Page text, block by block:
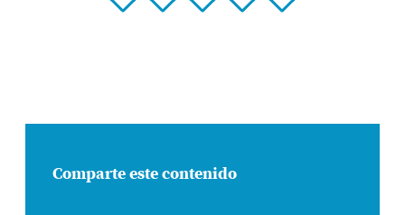
Comparte este contenido